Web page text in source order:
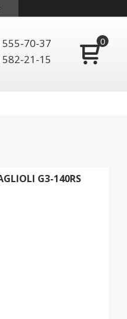
555-70-37
582-21-15
G3-140RS